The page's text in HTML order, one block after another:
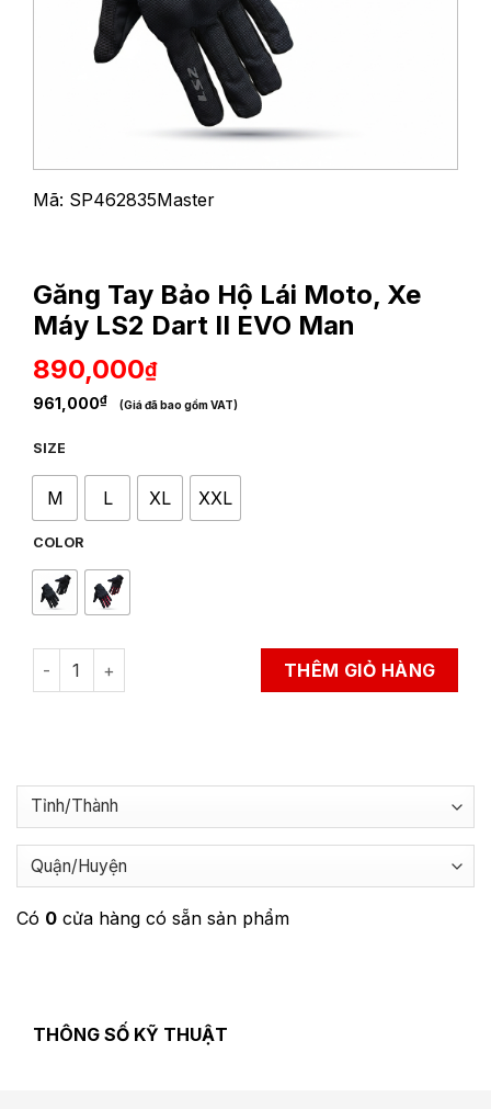
Mã: SP462835Master
Găng Tay Bảo Hộ Lái Moto, Xe
Máy LS2 Dart II EVO Man
890,000₫
961,000₫ (Giá đã bao gồm VAT)
SIZE
M L XL XXL
COLOR
Găng Tay Bảo Hộ Lái Moto, Xe Máy LS2 Dart II EVO Man
THÊM GIỎ HÀNG
Có 0 cửa hàng có sẵn sản phẩm
THÔNG SỐ KỸ THUẬT